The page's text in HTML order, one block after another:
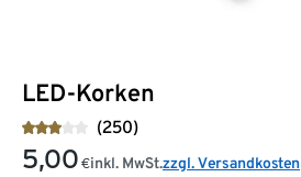
LED-Korken
(250)
5,00 €inkl. MwSt.zzgl. Versandkosten